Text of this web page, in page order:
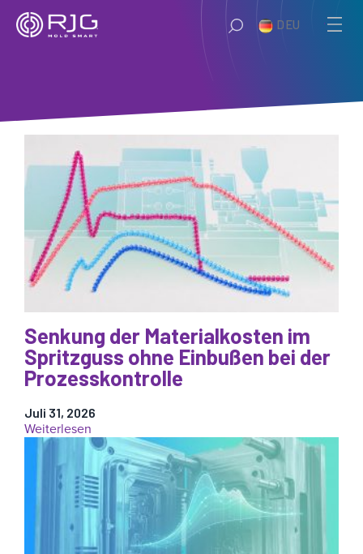
Zum
Inhalt
DEU
Senkung der Materialkosten im
Spritzguss ohne Einbußen bei der
Prozesskontrolle
Juli 31, 2026
Weiterlesen
Senkung
der
Materialkosten
im
Spritzguss
ohne
Einbußen